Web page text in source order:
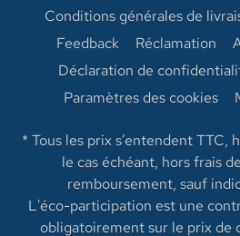
Conditions générales de
Feedback
Réclamation
Déclaration de
Paramètres des cookies
* Tous les prix s’entendent TTC,
le cas échéant, hors frais
remboursement, sauf
L'éco-participation est une
obligatoirement sur le prix de